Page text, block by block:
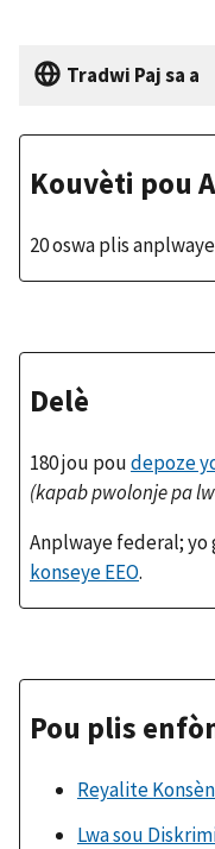
Tradwi Paj sa a
Kouvèti pou
20 oswa plis anplwaye
Delè
180 jou poudepoze
(kapab pwolonje pa
Anplwaye federal; yo
konseye EEO.
Pou plis
Reyalite
Lwa sou